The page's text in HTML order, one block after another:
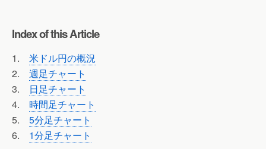
Index of this Article
1. 米ドル円の概況
2. 週足チャート
3. 日足チャート
4. 時間足チャート
5. 5分足チャート
6. 1分足チャート